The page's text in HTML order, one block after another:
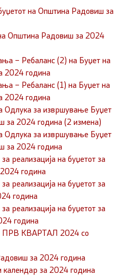
на Општина Радовиш за
Општина Радовиш за 2024
– Ребаланс (2) на Буџет на
2024 година
– Ребаланс (1) на Буџет на
2024 година
Одлука за извршување Буџет
за 2024 година (2 измена)
Одлука за извршување Буџет
за 2024 година
реализација на буџетот за
година
реализација на буџетот за
година
реализација на буџетот за
година
ПРВ КВАРТАЛ 2024 со
за 2024 година
календар за 2024 година